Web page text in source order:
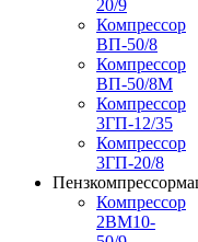
20/9
Компрессор
ВП-50/8
Компрессор
ВП-50/8М
Компрессор
3ГП-12/35
Компрессор
3ГП-20/8
Компрессор
2ВМ10-